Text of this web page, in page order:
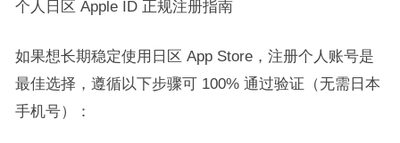
个人日区 Apple ID 正规注册指南​
如果想长期稳定使用日区 App Store，注册个人账号是
最佳选择，遵循以下步骤可 100% 通过验证（无需日本
手机号）：​